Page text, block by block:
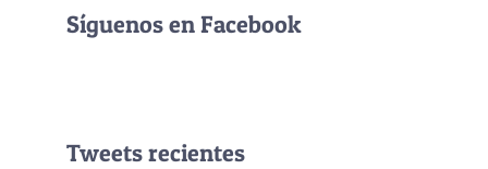
Síguenos en Facebook
Tweets recientes